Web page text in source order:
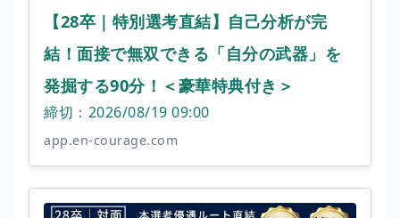
【28卒｜特別選考直結】自己分析が完
結！面接で無双できる「自分の武器」を
発掘する90分！＜豪華特典付き＞
締切：2026/08/19 09:00
app.en-courage.com